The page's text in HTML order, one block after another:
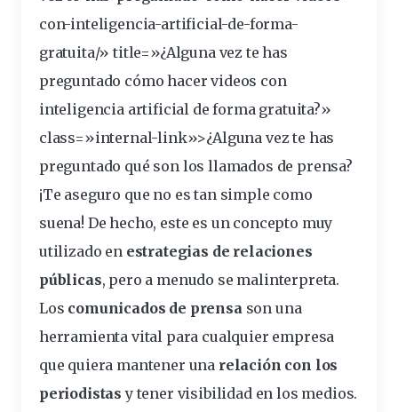
con-inteligencia-artificial-de-forma-
gratuita/» title=»¿Alguna vez te has
preguntado cómo hacer videos con
inteligencia artificial de forma gratuita?»
class=»internal-link»>¿Alguna vez te has
preguntado qué son losllamados de prensa?
¡Te aseguro que no es tan simple como
suena! De hecho, este es un concepto muy
utilizado en estrategias de relaciones
públicas, pero a menudo se malinterpreta.
Los comunicados de prensason una
herramienta vital para cualquier empresa
que quiera mantener una relación con los
periodistas y tener visibilidaden los medios.